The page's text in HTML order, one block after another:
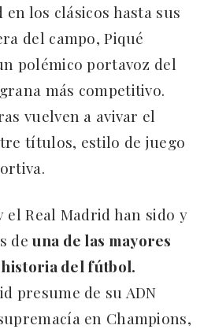
en los clásicos hasta sus
del campo, Piqué
polémico portavoz del
más competitivo.
vuelven a avivar el
títulos, estilo de juego
el Real Madrid han sido y
deuna de las mayores
del fútbol.
presume de su ADN
en Champions,